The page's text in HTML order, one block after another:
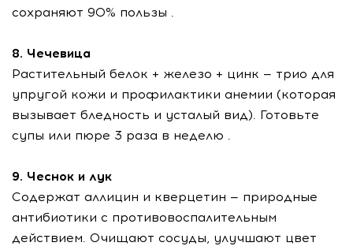
сохраняют 90% пользы .
8. Чечевица
Растительный белок + железо + цинк — трио для
упругой кожи и профилактики анемии (которая
вызывает бледность и усталый вид). Готовьте
супы или пюре 3 раза в неделю .
9. Чеснок и лук
Содержат аллицин и кверцетин — природные
антибиотики с противовоспалительным
действием. Очищают сосуды, улучшают цвет